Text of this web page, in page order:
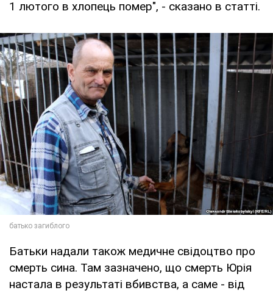
1 лютого в хлопець помер", - сказано в статті.
Батьки надали також медичне свідоцтво про
смерть сина. Там зазначено, що смерть Юрія
настала в результаті вбивства, а саме - від